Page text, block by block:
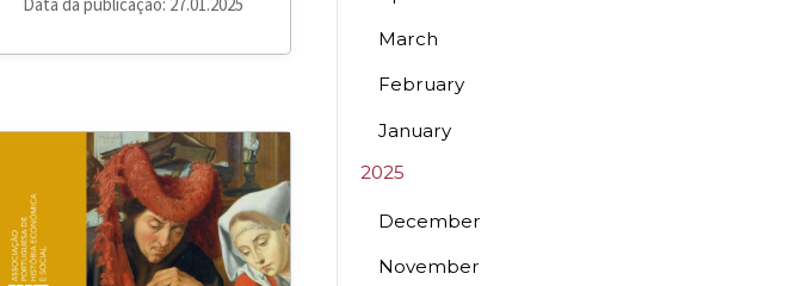
Data da publicação: 27.01.2025
March
February
January
2025
December
November